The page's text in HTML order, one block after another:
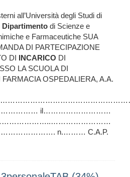
all’Università degli Studi di
Dipartimento di Scienze e
e Farmaceutiche SUA
DI PARTECIPAZIONE
DI INCARICO DI
LA SCUOLA DI
OSPEDALIERA, A.A.
il………………………
n.……… C.A.P.